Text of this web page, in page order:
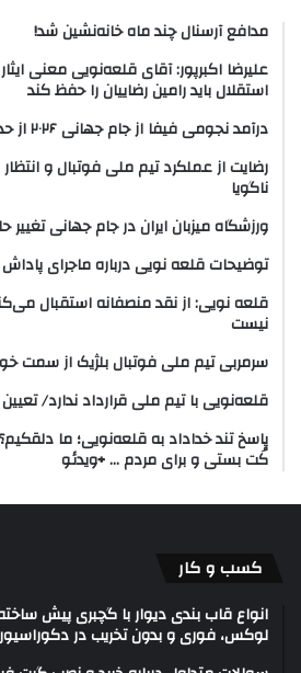
مدافع آرسنال چند ماه خانه‌نشین شد!
علیرضا اکبرپور: آقای قلعه‌نویی معنی
استقلال باید رامین رضاییان را حفظ کند
درآمد نجومی فیفا از جام جهانی ۲۰۲۶ از حد انتظار بیشتر شد
رضایت از عملکرد تیم ملی فوتبال و
ناگویا
ورزشگاه میزبان ایران در جام جهانی تغییر
توضیحات قلعه نویی درباره ماجرای پاداش
قلعه نویی: از نقد منصفانه استقبال
نیست
سرمربی تیم ملی فوتبال بلژیک از سمت
قلعه‌نویی با تیم ملی قرارداد ندارد/ تعیین
کُت بستی و برای مردم … +‌ویدئو
کسب و کار
انواع قاب بندی دیوار با گچبری پیش
لوکس، فوری و بدون تخریب در